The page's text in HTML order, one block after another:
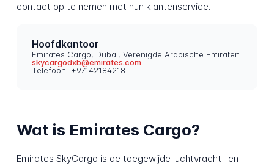
contact op te nemen met hun klantenservice.
Hoofdkantoor
Emirates Cargo, Dubai, Verenigde Arabische Emiraten
skycargodxb@emirates.com
Telefoon: +97142184218
Wat is Emirates Cargo?
Emirates SkyCargo is de toegewijde luchtvracht- en